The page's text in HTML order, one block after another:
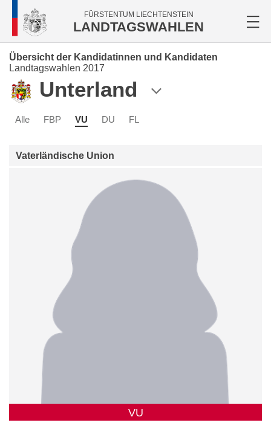
FÜRSTENTUM LIECHTENSTEIN
LANDTAGSWAHLEN
Übersicht der Kandidatinnen und Kandidaten
Landtagswahlen 2017
Unterland
Alle FBP VU DU FL
Vaterländische Union
VU